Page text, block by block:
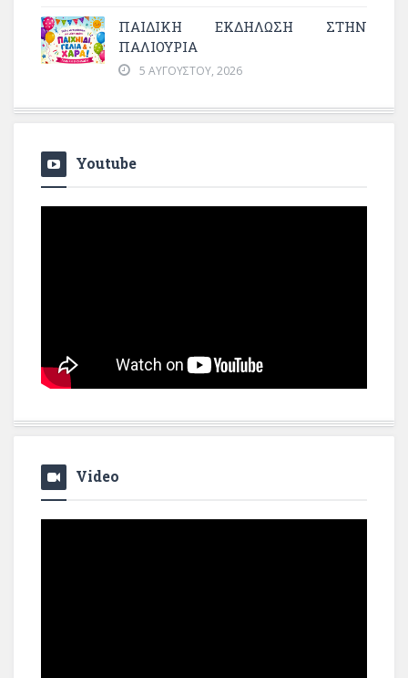
ΠΑΙΔΙΚΗ ΕΚΔΗΛΩΣΗ ΣΤΗΝ
ΠΑΛΙΟΥΡΙΑ
5 ΑΥΓΟΎΣΤΟΥ, 2026
Youtube
Video